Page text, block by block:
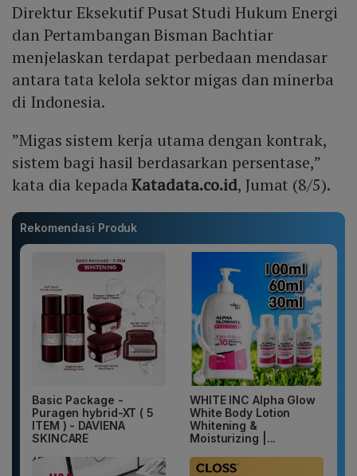
Direktur Eksekutif Pusat Studi Hukum Energi
dan Pertambangan Bisman Bachtiar
menjelaskan terdapat perbedaan mendasar
antara tata kelola sektor migas dan minerba
di Indonesia.
”Migas sistem kerja utama dengan kontrak,
sistem bagi hasil berdasarkan persentase,”
kata dia kepadaKatadata.co.id, Jumat (8/5).
Rekomendasi Produk
Basic Package -
Puragen hybrid-XT ( 5
ITEM ) - DAVIENA
SKINCARE
WHITE INC Alpha Glow
White Body Lotion
Whitening &
Moisturizing |...